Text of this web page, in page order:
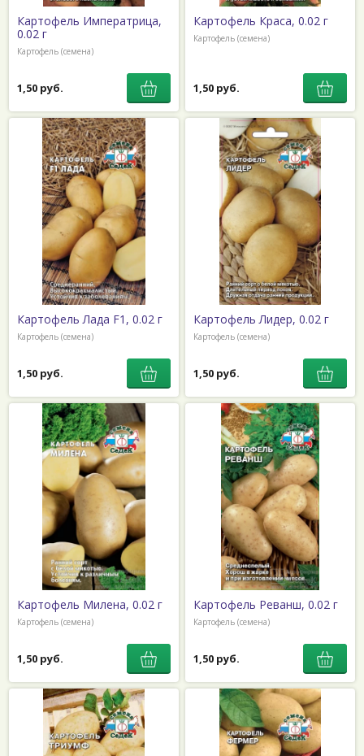
Картофель Императрица,
0.02 г
Картофель (семена)
1,50 руб.
Картофель Краса, 0.02 г
Картофель (семена)
1,50 руб.
Картофель Лада F1, 0.02 г
Картофель (семена)
1,50 руб.
Картофель Лидер, 0.02 г
Картофель (семена)
1,50 руб.
Картофель Милена, 0.02 г
Картофель (семена)
1,50 руб.
Картофель Реванш, 0.02 г
Картофель (семена)
1,50 руб.